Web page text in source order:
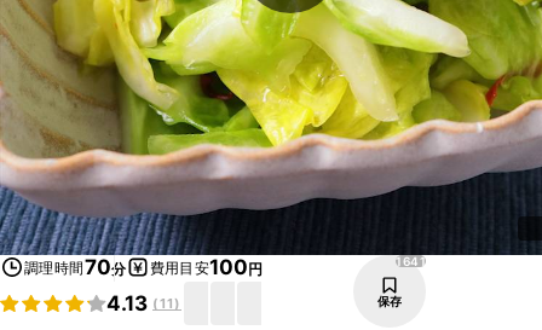
調理時間70分 費用目安100円
4.13 (11)
1641
保存